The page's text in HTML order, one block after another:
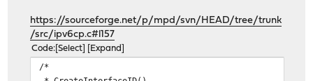
https://sourceforge.net/p/mpd/svn/HEAD/tree/trunk
/src/ipv6cp.c#l157
Code Select Expand
/*